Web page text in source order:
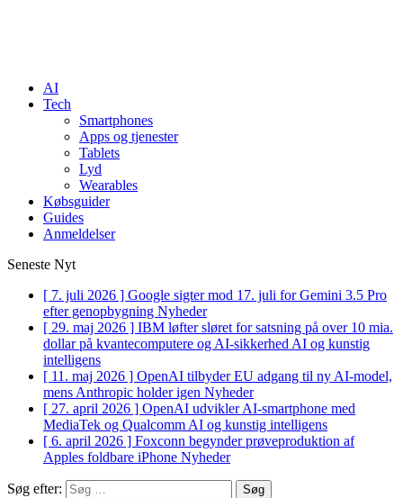
AI
Tech
Smartphones
Apps og tjenester
Tablets
Lyd
Wearables
Købsguider
Guides
Anmeldelser
Seneste Nyt
[ 7. juli 2026 ] Google sigter mod 17. juli for Gemini 3.5 Pro
efter genopbygning Nyheder
[ 29. maj 2026 ] IBM løfter sløret for satsning på over 10 mia.
dollar på kvantecomputere og AI-sikkerhed AI og kunstig
intelligens
[ 11. maj 2026 ] OpenAI tilbyder EU adgang til ny AI-model,
mens Anthropic holder igen Nyheder
[ 27. april 2026 ] OpenAI udvikler AI-smartphone med
MediaTek og Qualcomm AI og kunstig intelligens
[ 6. april 2026 ] Foxconn begynder prøveproduktion af
Apples foldbare iPhone Nyheder
Søg efter: